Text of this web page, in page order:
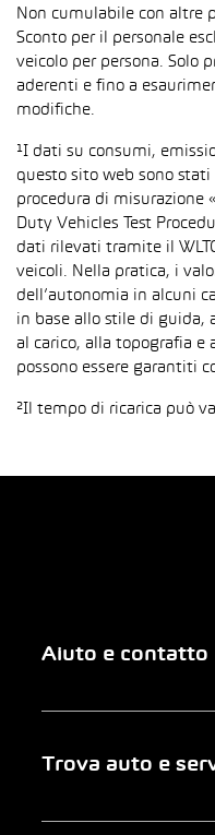
Non cumulabile con altre
Sconto per il personale
veicolo per persona. Solo
aderenti e fino a
modifiche.
¹I dati su consumi,
questo sito web sono
procedura di misurazione
Duty Vehicles Test
dati rilevati tramite il
veicoli. Nella pratica, i
dell’autonomia in alcuni
in base allo stile di guida,
al carico, alla topografia e
possono essere garantiti
²Il tempo di ricarica può
Aiuto e contatto
Trova auto e